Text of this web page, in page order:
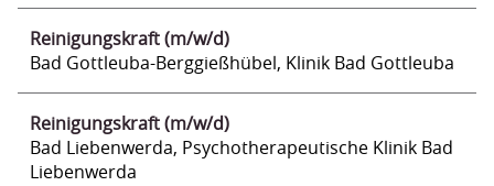
Reinigungskraft (m/w/d)
Bad Gottleuba-Berggießhübel, Klinik Bad Gottleuba
Reinigungskraft (m/w/d)
Bad Liebenwerda, Psychotherapeutische Klinik Bad
Liebenwerda